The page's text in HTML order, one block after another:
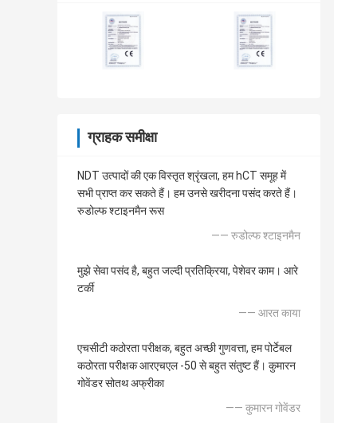
ग्राहक समीक्षा
NDT उत्पादों की एक विस्तृत श्रृंखला, हम hCT समूह में
सभी प्राप्त कर सकते हैं। हम उनसे खरीदना पसंद करते हैं।
रुडोल्फ श्टाइनमैन रूस
—— रुडोल्फ श्टाइनमैन
मुझे सेवा पसंद है, बहुत जल्दी प्रतिक्रिया, पेशेवर काम। आरे
टर्की
—— आरत काया
एचसीटी कठोरता परीक्षक, बहुत अच्छी गुणवत्ता, हम पोर्टेबल
कठोरता परीक्षक आरएचएल -50 से बहुत संतुष्ट हैं। कुमारन
गोवेंडर सोतथ अफ्रीका
—— कुमारन गोवेंडर